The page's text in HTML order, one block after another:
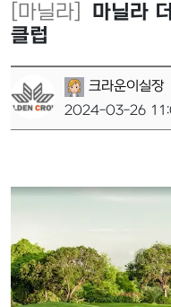
[마닐라]
마닐라
클럽
크라운이실장
2024-03-26